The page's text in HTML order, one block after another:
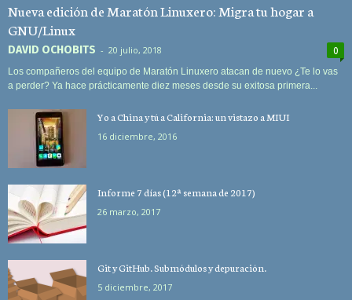
Nueva edición de Maratón Linuxero: Migra tu hogar a
GNU/Linux
DAVID OCHOBITS - 20 julio, 2018 0
Los compañeros del equipo de Maratón Linuxero atacan de nuevo ¿Te lo vas
a perder? Ya hace prácticamente diez meses desde su exitosa primera...
Yo a China y tú a California: un vistazo a MIUI
16 diciembre, 2016
Informe 7 días (12ª semana de 2017)
26 marzo, 2017
Git y GitHub. Submódulos y depuración.
5 diciembre, 2017